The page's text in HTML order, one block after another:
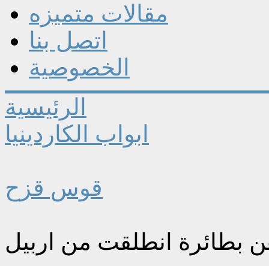
مقالات متميزه
اتصل بنا
الخصوصية
الرئيسية
ابواب الكاردينيا
قوس قزح
بطائرة انطلقت من اربيل